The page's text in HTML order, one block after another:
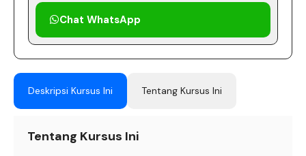
Chat WhatsApp
Deskripsi Kursus Ini Tentang Kursus Ini
Tentang Kursus Ini